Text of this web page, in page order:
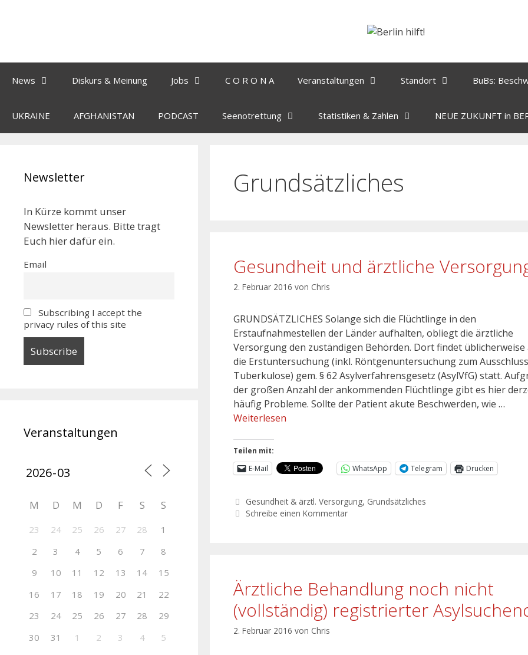
News Diskurs & Meinung Jobs C O R O N A Veranstaltungen Standort BuBs:
UKRAINE AFGHANISTAN PODCAST Seenotrettung Statistiken & Zahlen NEUE ZUKUNFT in
Grundsätzliches
Gesundheit und ärztliche
2. Februar 2016 von Chris
GRUNDSÄTZLICHES Solange sich die Flüchtlinge in den
Erstaufnahmestellen der Länder aufhalten, obliegt die ärztliche
Versorgung den zuständigen Behörden. Dort findet üblicherweise
die Erstuntersuchung (inkl. Röntgenuntersuchung zum
Tuberkulose) gem. § 62 Asylverfahrensgesetz (AsylVfG) statt.
der großen Anzahl der ankommenden Flüchtlinge gibt es hier
häufig Probleme. Sollte der Patient akute Beschwerden, wie …
Weiterlesen
Teilen mit:
E-Mail
WhatsApp Telegram Drucken
Gesundheit & ärztl. Versorgung, Grundsätzliches
Schreibe einen Kommentar
Ärztliche Behandlung noch nicht
(vollständig) registrierter
2. Februar 2016 von Chris
Newsletter
In Kürze kommt unser
Newsletter heraus. Bitte tragt
Euch hier dafür ein.
Email
Subscribing I accept the
privacy rules of this site
Veranstaltungen
M D M D F S S
23 24 25 26 27 28
1
2
3 4 5 6 7
8
9
10 11 12 13 14
15
16
17 18 19 20 21
22
23
24 25 26 27 28
29
30
31 1 2 3 4 5